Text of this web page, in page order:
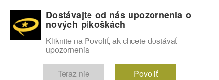
OMG! SEXICE
Dostávajte od nás upozornenia o
nových pikoškách
Kliknite na Povoliť, ak chcete dostávať
upozornenia
Teraz nie Povoliť